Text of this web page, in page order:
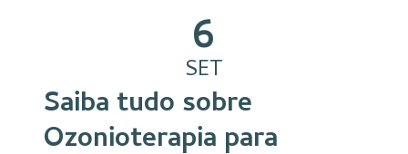
6
SET
Saiba tudo sobre
Ozonioterapia para